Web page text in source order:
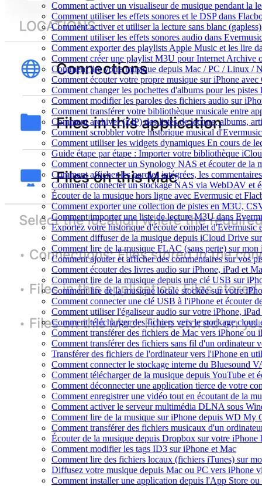
Comment activer un visualiseur de musique pendant la
Comment utiliser les effets sonores et le DSP dans
Comment activer et utiliser la lecture sans blanc
Comment utiliser les effets sonores audio dans
Comment exporter des playlists Apple Music et les lire
Comment créer une playlist M3U pour Internet Archive
Comment lire votre musique depuis Mac / PC / Linux /
Comment écouter votre propre musique sur iPhone avec
Comment changer les pochettes d'albums pour les
Comment modifier les paroles des fichiers audio sur
Comment transférer votre bibliothèque musicale entre
Comment archiver (ZIP) des listes de lecture, albums,
Comment scrobbler votre historique musical
Comment utiliser les widgets dynamiques En cours de
Guide étape par étape : Importer votre bibliothèque
Comment connecter un Synology NAS et écouter de la
Comment afficher les paroles intégrées, les
Comment connecter un stockage NAS via WebDAV et
Écouter de la musique hors ligne avec Evermusic et
Comment exporter une collection de pistes en M3U,
Comment importer une liste de lecture M3U dans
Exportez votre historique d'écoute complet d'Evermusic
Comment diffuser de la musique depuis iCloud Drive
Comment lire de la musique FLAC (sans perte) sur mon
Comment ajouter et afficher des commentaires sur vos
Comment écouter des livres audio sur iPhone, iPad et
Comment lire de la musique depuis une clé USB sur
Comment lire de la musique locale stockée sur votre
Comment connecter une clé USB à l'iPhone et écouter
Comment utiliser l'égaliseur audio sur votre iPhone,
Comment télécharger des fichiers vers le stockage
Comment transférer des fichiers de Mac vers iPhone ou
Comment transférer des fichiers sans fil d'un ordinateur
Transférer des fichiers de l'ordinateur vers l'iPhone en
Comment connecter le stockage interne du Bluesound
Comment télécharger de la musique depuis YouTube et
Comment déconnecter une application tierce de votre
Comment enregistrer une vidéo tout en écoutant de la
Comment activer le serveur multimédia DLNA sous
Comment lire de la musique sur iPhone depuis WD My
Comment transférer des fichiers musicaux d'un
Écouter de la musique depuis Dropbox sur votre iPhone
Comment modifier les tags ID3 sur iPhone et Mac
Comment lire des fichiers locaux (fichiers iTunes) sur
Diffusez votre musique depuis Mac ou PC vers iPhone
Comment installer une application depuis l'App Store